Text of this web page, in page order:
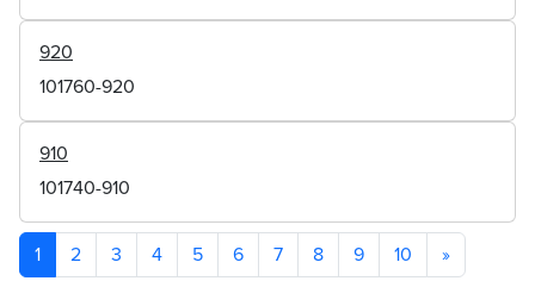
920
101760-920
910
101740-910
1 2 3 4 5 6 7 8 9 10 »